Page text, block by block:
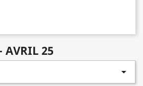
AVRIL 25
